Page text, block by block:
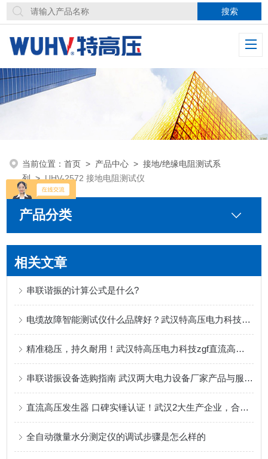
当前位置：首页 > 产品中心 >接地/绝缘电阻测试系
列>UHV-2572 接地电阻测试仪
产品分类
相关文章
串联谐振的计算公式是什么?
电缆故障智能测试仪什么品牌好？武汉特高压电力科技获用户广泛认可
精准稳压，持久耐用！武汉特高压电力科技zgf直流高压发生器获行业广泛认可
串联谐振设备选购指南 武汉两大电力设备厂家产品与服务解析
直流高压发生器 口碑实锤认证！武汉2大生产企业，合作客户好评源源不断！
全自动微量水分测定仪的调试步骤是怎么样的